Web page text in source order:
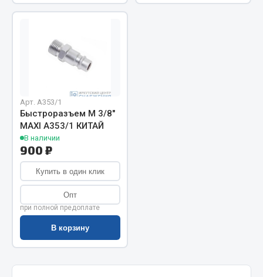
Выключатель массы
Изолента
Весь раздел
Запчасти на полуприцепы
Амортизаторы для полуприцепов
Весь раздел
Запчасти КамАЗ
Арт. А353/1
Быстроразъем М 3/8"
MAXI А353/1 КИТАЙ
В наличии
900 ₽
Купить в один клик
Опт
при полной предоплате
В корзину